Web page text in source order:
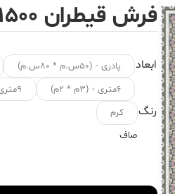
فرش قیطران ۱۵۰۰ شانه طرح شهرناز کرم
ابعاد پادری - (۵۰س.م * ۸۰س.م)
۶متری - (۳م * ۲م)
۹متری - (۳.۵م * ۲.۵م)
رنگ
کرم
صاف